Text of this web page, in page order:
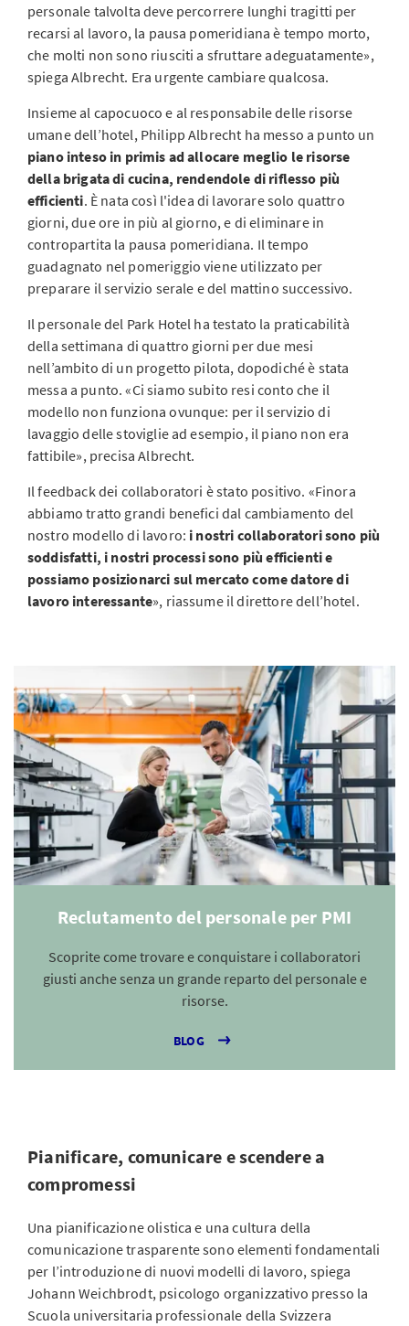
personale talvolta deve percorrere lunghi tragitti per
recarsi al lavoro, la pausa pomeridiana è tempo morto,
che molti non sono riusciti a sfruttare adeguatamente»,
spiega Albrecht. Era urgente cambiare qualcosa.
Insieme al capocuoco e al responsabile delle risorse
umane dell’hotel, Philipp Albrecht ha messo a punto un
piano inteso in primis ad allocare meglio le risorse
della brigata di cucina, rendendole di riflesso più
efficienti. È nata così l'idea di lavorare solo quattro
giorni, due ore in più al giorno, e di eliminare in
contropartita la pausa pomeridiana. Il tempo
guadagnato nel pomeriggio viene utilizzato per
preparare il servizio serale e del mattino successivo.
Il personale del Park Hotel ha testato la praticabilità
della settimana di quattro giorni per due mesi
nell’ambito di un progetto pilota, dopodiché è stata
messa a punto. «Ci siamo subito resi conto che il
modello non funziona ovunque: per il servizio di
lavaggio delle stoviglie ad esempio, il piano non era
fattibile», precisa Albrecht.
Il feedback dei collaboratori è stato positivo. «Finora
abbiamo tratto grandi benefici dal cambiamento del
nostro modello di lavoro: i nostri collaboratori sono più
soddisfatti, i nostri processi sono più efficienti e
possiamo posizionarci sul mercato come datore di
lavoro interessante», riassume il direttore dell’hotel.
Reclutamento del personale per PMI
Scoprite come trovare e conquistare i collaboratori
giusti anche senza un grande reparto del personale e
risorse.
BLOG
Pianificare, comunicare e scendere a
compromessi
Una pianificazione olistica e una cultura della
comunicazione trasparente sono elementi fondamentali
per l’introduzione di nuovi modelli di lavoro, spiega
Johann Weichbrodt, psicologo organizzativo presso la
Scuola universitaria professionale della Svizzera